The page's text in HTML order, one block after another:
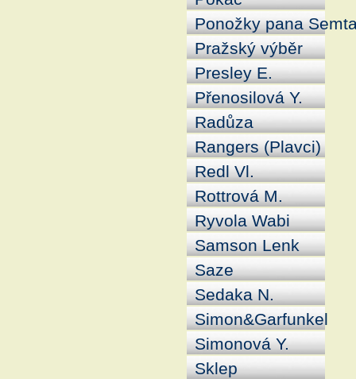
Ponožky pana
Pražský výběr
Presley E.
Přenosilová Y.
Radůza
Rangers (Plavci)
Redl Vl.
Rottrová M.
Ryvola Wabi
Samson Lenk
Saze
Sedaka N.
Simon&Garfunkel
Simonová Y.
Sklep